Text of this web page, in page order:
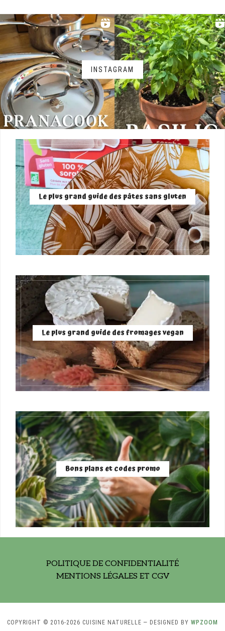
INSTAGRAM
Le plus grand guide des pâtes sans gluten
Le plus grand guide des fromages vegan
Bons plans et codes promo
POLITIQUE DE CONFIDENTIALITÉ
MENTIONS LÉGALES ET CGV
COPYRIGHT © 2016-2026 CUISINE NATURELLE — DESIGNED BY WPZOOM